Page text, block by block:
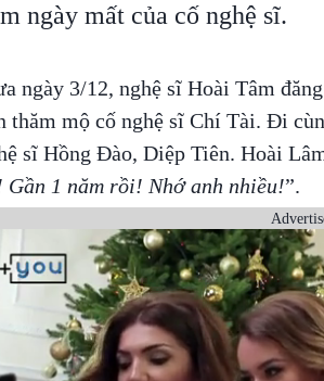
ngày mất của cố nghệ sĩ.
ngày 3/12, nghệ sĩ Hoài Tâm
thăm mộ cố nghệ sĩ Chí Tài. Đi
sĩ Hồng Đào, Diệp Tiên. Hoài
Gần 1 năm rồi! Nhớ anh nhiều!”.